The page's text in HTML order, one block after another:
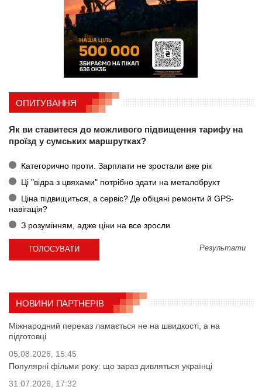
ОПИТУВАННЯ
Як ви ставитеся до можливого підвищення тарифу на
проїзд у сумських маршрутках?
Категорично проти. Зарплати не зростали вже рік
Ці "відра з цвяхами" потрібно здати на металобрухт
Ціна підвищиться, а сервіс? Де обіцяні ремонти й GPS-
навігація?
З розумінням, адже ціни на все зросли
Результати
НОВИНИ ПАРТНЕРІВ
Міжнародний переказ ламається не на швидкості, а на
підготовці
05.08.2026, 15:45
Популярні фільми року: що зараз дивляться українці
31.07.2026, 17:32